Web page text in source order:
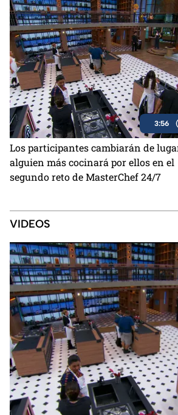
3:56
Los participantes cambiarán de
alguien más cocinará por ellos en el
segundo reto de MasterChef 24/7
VIDEOS